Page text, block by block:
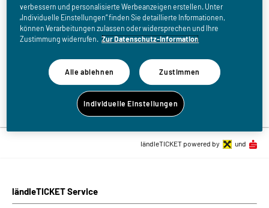
bis
Zurück zur Eventliste
ländleTICKET Service
ländleTICKET powered by und
verbessern und personalisierte Werbeanzeigen erstellen. Unter
„Individuelle Einstellungen“ finden Sie detaillierte Informationen,
können Verarbeitungen zulassen oder widersprechen und Ihre
Zustimmung widerrufen. Zur Datenschutz-Information
Alle ablehnen Zustimmen
Individuelle Einstellungen